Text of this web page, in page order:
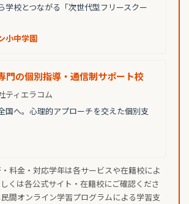
学校とつながる「次世代型フリースクー
小中学園
門の個別指導・通信制サポート校
ティエラコム
国へ。心理的アプローチを交えた個別支
料金・対応学年は各サービスや在籍校によ
くは各公式サイト・在籍校にご確認くださ
間オンライン学習プログラムによる学習支